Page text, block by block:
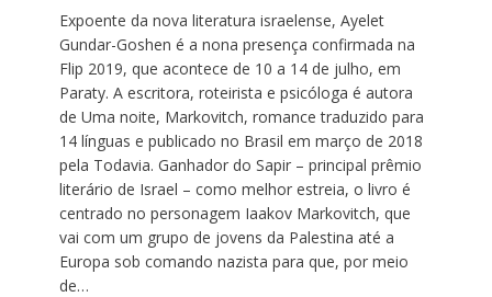
Expoente da nova literatura israelense, Ayelet
Gundar-Goshen é a nona presença confirmada na
Flip 2019, que acontece de 10 a 14 de julho, em
Paraty. A escritora, roteirista e psicóloga é autora
de Uma noite, Markovitch, romance traduzido para
14 línguas e publicado no Brasil em março de 2018
pela Todavia. Ganhador do Sapir – principal prêmio
literário de Israel – como melhor estreia, o livro é
centrado no personagem Iaakov Markovitch, que
vai com um grupo de jovens da Palestina até a
Europa sob comando nazista para que, por meio
de…